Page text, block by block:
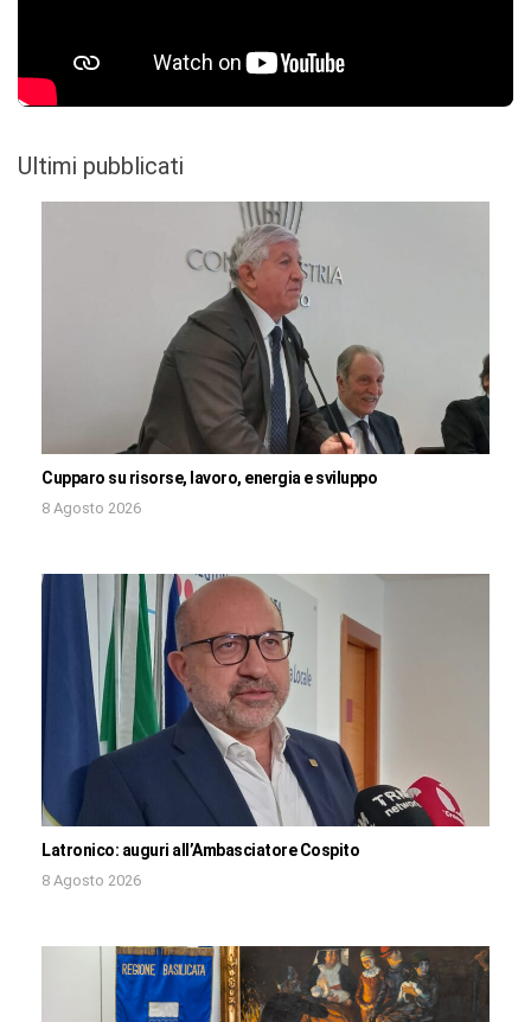
Ultimi pubblicati
Cupparo su risorse, lavoro, energia e sviluppo
8 Agosto 2026
Latronico: auguri all’Ambasciatore Cospito
8 Agosto 2026